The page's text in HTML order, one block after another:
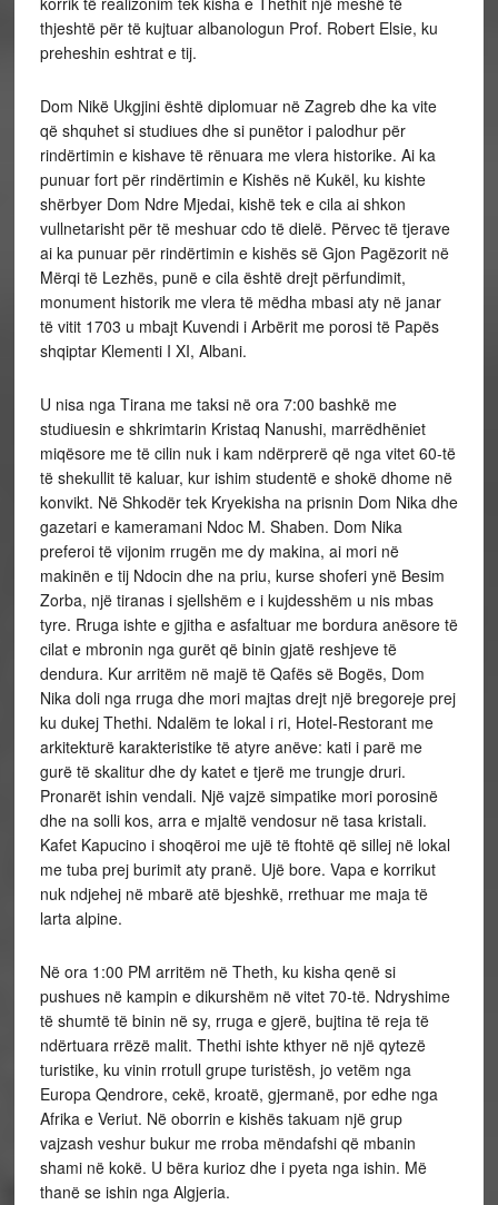
thjeshtë për të kujtuar albanologun Prof. Robert Elsie, ku
preheshin eshtrat e tij.
Dom Nikë Ukgjini është diplomuar në Zagreb dhe ka vite
që shquhet si studiues dhe si punëtor i palodhur për
rindërtimin e kishave të rënuara me vlera historike. Ai ka
punuar fort për rindërtimin e Kishës në Kukël, ku kishte
shërbyer Dom Ndre Mjedai, kishë tek e cila ai shkon
vullnetarisht për të meshuar cdo të dielë. Përvec të tjerave
ai ka punuar për rindërtimin e kishës së Gjon Pagëzorit në
Mërqi të Lezhës, punë e cila është drejt përfundimit,
monument historik me vlera të mëdha mbasi aty në janar
të vitit 1703 u mbajt Kuvendi i Arbërit me porosi të Papës
shqiptar Klementi I XI, Albani.
U nisa nga Tirana me taksi në ora 7:00 bashkë me
studiuesin e shkrimtarin Kristaq Nanushi, marrëdhëniet
miqësore me të cilin nuk i kam ndërprerë që nga vitet 60-të
të shekullit të kaluar, kur ishim studentë e shokë dhome në
konvikt. Në Shkodër tek Kryekisha na prisnin Dom Nika dhe
gazetari e kameramani Ndoc M. Shaben. Dom Nika
preferoi të vijonim rrugën me dy makina, ai mori në
makinën e tij Ndocin dhe na priu, kurse shoferi ynë Besim
Zorba, një tiranas i sjellshëm e i kujdesshëm u nis mbas
tyre. Rruga ishte e gjitha e asfaltuar me bordura anësore të
cilat e mbronin nga gurët që binin gjatë reshjeve të
dendura. Kur arritëm në majë të Qafës së Bogës, Dom
Nika doli nga rruga dhe mori majtas drejt një bregoreje prej
ku dukej Thethi. Ndalëm te lokal i ri, Hotel-Restorant me
arkitekturë karakteristike të atyre anëve: kati i parë me
gurë të skalitur dhe dy katet e tjerë me trungje druri.
Pronarët ishin vendali. Një vajzë simpatike mori porosinë
dhe na solli kos, arra e mjaltë vendosur në tasa kristali.
Kafet Kapucino i shoqëroi me ujë të ftohtë që sillej në lokal
me tuba prej burimit aty pranë. Ujë bore. Vapa e korrikut
nuk ndjehej në mbarë atë bjeshkë, rrethuar me maja të
larta alpine.
Në ora 1:00 PM arritëm në Theth, ku kisha qenë si
pushues në kampin e dikurshëm në vitet 70-të. Ndryshime
të shumtë të binin në sy, rruga e gjerë, bujtina të reja të
ndërtuara rrëzë malit. Thethi ishte kthyer në një qytezë
turistike, ku vinin rrotull grupe turistësh, jo vetëm nga
Europa Qendrore, cekë, kroatë, gjermanë, por edhe nga
Afrika e Veriut. Në oborrin e kishës takuam një grup
vajzash veshur bukur me rroba mëndafshi që mbanin
shami në kokë. U bëra kurioz dhe i pyeta nga ishin. Më
thanë se ishin nga Algjeria.